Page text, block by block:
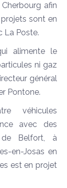
afin
projets sont en
La Poste.
alimente le
ni gaz
général
Pontone.
véhicules
avec des
de Belfort, à
en-Josas en
est en projet